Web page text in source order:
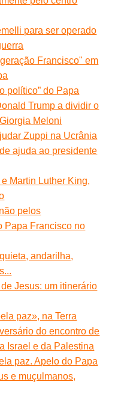
para ser operado
Francisco" em
político” do Papa
Trump a dividir o
Meloni
Zuppi na Ucrânia
ajuda ao presidente
Martin Luther King,
pelos
Papa Francisco no
andarilha,
Jesus: um itinerário
paz», na Terra
do encontro de
Israel e da Palestina
paz. Apelo do Papa
e muçulmanos,